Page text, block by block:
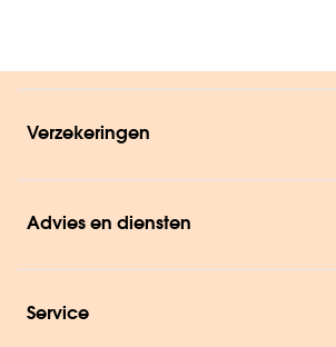
Verzekeringen
Advies en diensten
Service